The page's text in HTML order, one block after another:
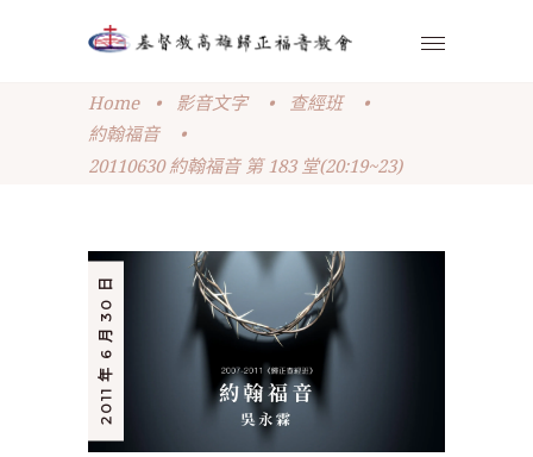
Home • 影音文字 • 查經班
•
約翰福音
•
20110630 約翰福音 第 183 堂(20:19~23)
2011 年 6 月 30 日